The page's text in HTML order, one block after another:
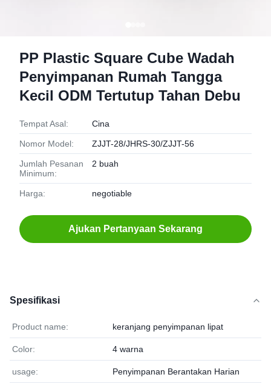
PP Plastic Square Cube Wadah
Penyimpanan Rumah Tangga
Kecil ODM Tertutup Tahan Debu
Tempat Asal: Cina
Nomor Model: ZJJT-28/JHRS-30/ZJJT-56
Jumlah Pesanan
Minimum:
2 buah
Harga: negotiable
Ajukan Pertanyaan Sekarang
Spesifikasi
Product name: keranjang penyimpanan lipat
Color: 4 warna
usage: Penyimpanan Berantakan Harian